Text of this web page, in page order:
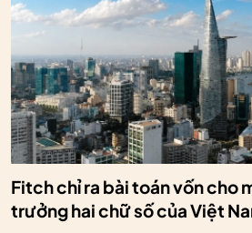
Fitch chỉ ra bài toán vốn cho
trưởng hai chữ số của Việt